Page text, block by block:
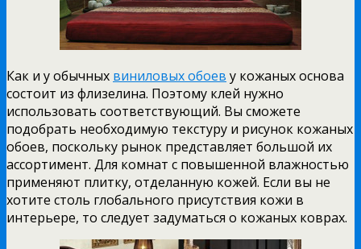
Как и у обычных виниловых обоев у кожаных основа
состоит из флизелина. Поэтому клей нужно
использовать соответствующий. Вы сможете
подобрать необходимую текстуру и рисунок кожаных
обоев, поскольку рынок представляет большой их
ассортимент. Для комнат с повышенной влажностью
применяют плитку, отделанную кожей. Если вы не
хотите столь глобального присутствия кожи в
интерьере, то следует задуматься о кожаных коврах.